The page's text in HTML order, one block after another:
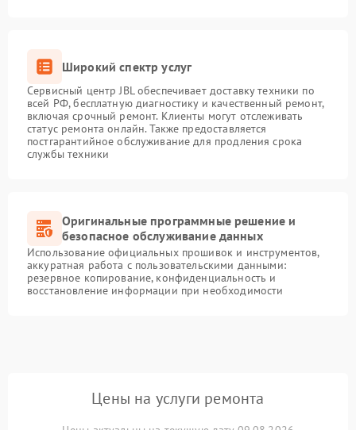
Широкий спектр услуг
Сервисный центр JBL обеспечивает доставку техники по
всей РФ, бесплатную диагностику и качественный ремонт,
включая срочный ремонт. Клиенты могут отслеживать
статус ремонта онлайн. Также предоставляется
постгарантийное обслуживание для продления срока
службы техники
Оригинальные программные решение и
безопасное обслуживание данных
Использование официальных прошивок и инструментов,
аккуратная работа с пользовательскими данными:
резервное копирование, конфиденциальность и
восстановление информации при необходимости
Цены на услуги ремонта